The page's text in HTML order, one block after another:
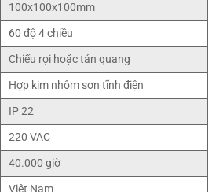
100x100x100mm
60 độ 4 chiều
Chiếu rọi hoặc tán quang
Hợp kim nhôm sơn tĩnh điện
IP 22
220 VAC
40.000 giờ
Việt Nam